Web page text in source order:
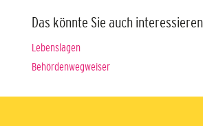
Das könnte Sie auch interessieren
Lebenslagen
Behördenwegweiser